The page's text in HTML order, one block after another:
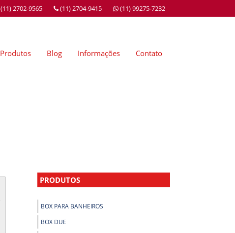
(11) 2702-9565 (11) 2704-9415 (11) 99275-7232
Produtos Blog Informações Contato
PRODUTOS
BOX PARA BANHEIROS
BOX DUE